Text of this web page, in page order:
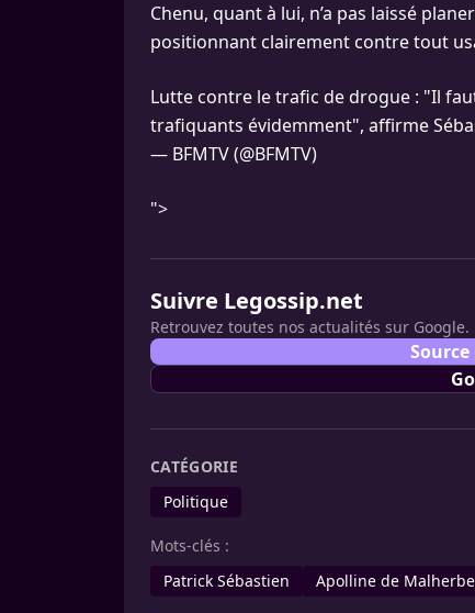
Chenu, quant à lui, n’a pas laissé
positionnant clairement contre tout
Lutte contre le trafic de drogue : "Il
trafiquants évidemment", affirme
— BFMTV (@BFMTV)
">
Suivre Legossip.net
Retrouvez toutes nos actualités sur Google.
CATÉGORIE
Politique
Mots-clés :
Patrick Sébastien
Apolline de Malherbe